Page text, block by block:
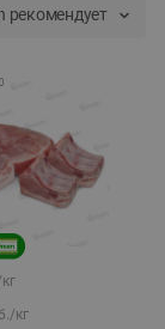
рекомендует
кг
кг